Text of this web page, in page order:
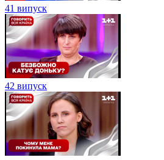
41 випуск
42 випуск